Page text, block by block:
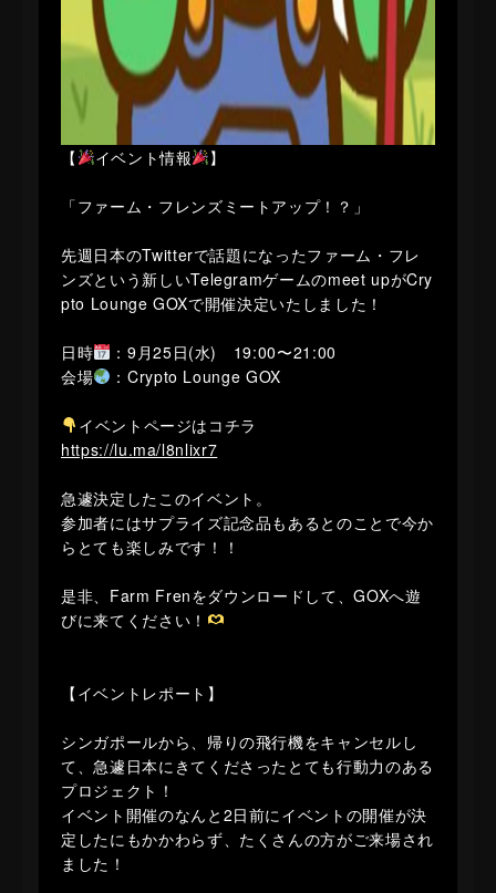
【 イベント情報 】
「ファーム・フレンズミートアップ！？」
先週日本のTwitterで話題になったファーム・フレ
ンズという新しいTelegramゲームのmeet upがCry
pto Lounge GOXで開催決定いたしました！
日時
：9月25日(水) 19:00〜21:00
会場
：Crypto Lounge GOX
イベントページはコチラ
https://lu.ma/l8nlixr7
急遽決定したこのイベント。
参加者にはサプライズ記念品もあるとのことで今か
らとても楽しみです！！
是非、Farm Frenをダウンロードして、GOXへ遊
びに来てください！
【イベントレポート】
シンガポールから、帰りの飛行機をキャンセルし
て、急遽日本にきてくださったとても行動力のある
プロジェクト！
イベント開催のなんと2日前にイベントの開催が決
定したにもかかわらず、たくさんの方がご来場され
ました！